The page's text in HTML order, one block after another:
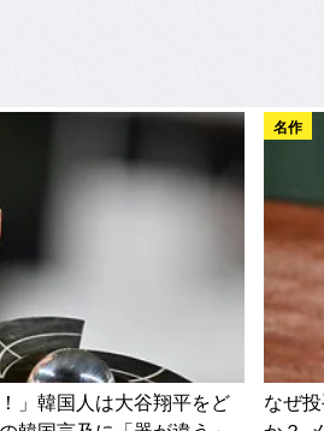
！」韓国人は大谷翔平をど
名作
なぜ